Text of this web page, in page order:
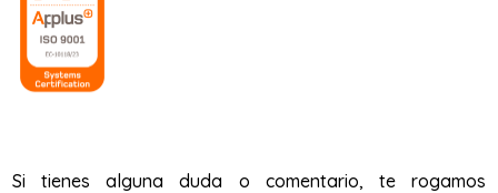
Si tienes alguna duda o comentario, te rogamos